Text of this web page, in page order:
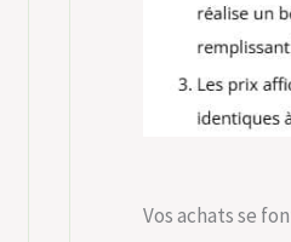
Vos achats se